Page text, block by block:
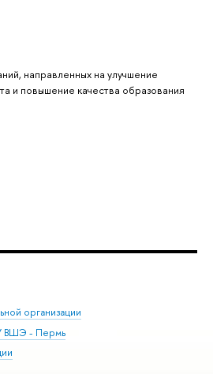
направленных на улучшение
и повышение качества образования
организации
ВШЭ - Пермь